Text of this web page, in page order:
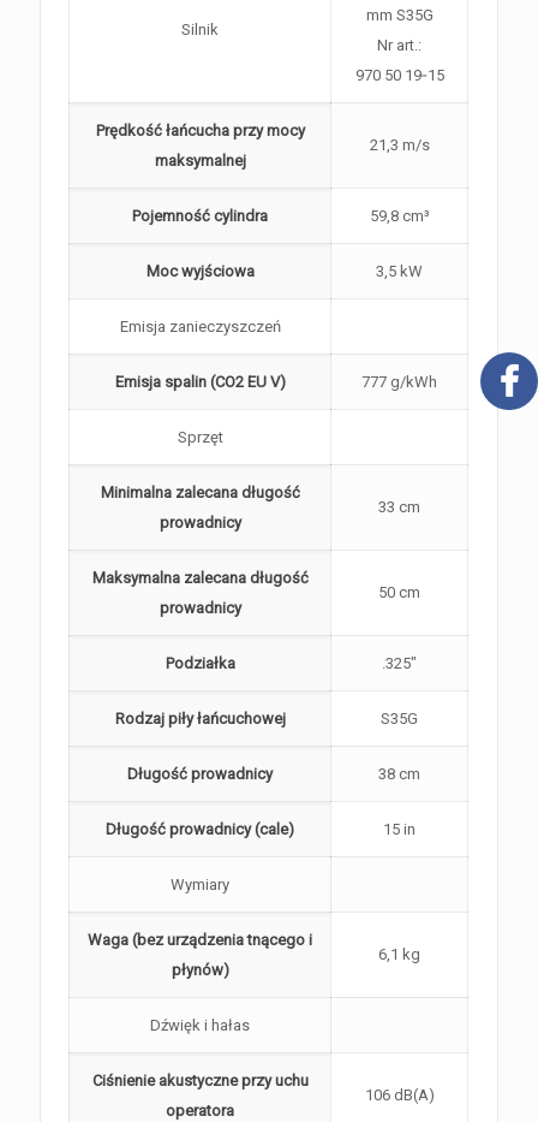
Silnik
mm S35G
Nr art.:
970 50 19‑15
Prędkość łańcucha przy mocy
maksymalnej
21,3 m/s
Pojemność cylindra 59,8 cm³
Moc wyjściowa 3,5 kW
Emisja zanieczyszczeń
Emisja spalin (CO2 EU V) 777 g/kWh
Sprzęt
Minimalna zalecana długość
prowadnicy
33 cm
Maksymalna zalecana długość
prowadnicy
50 cm
Podziałka .325″
Rodzaj piły łańcuchowej S35G
Długość prowadnicy 38 cm
Długość prowadnicy (cale) 15 in
Wymiary
Waga (bez urządzenia tnącego i
płynów)
6,1 kg
Dźwięk i hałas
Ciśnienie akustyczne przy uchu
operatora
106 dB(A)